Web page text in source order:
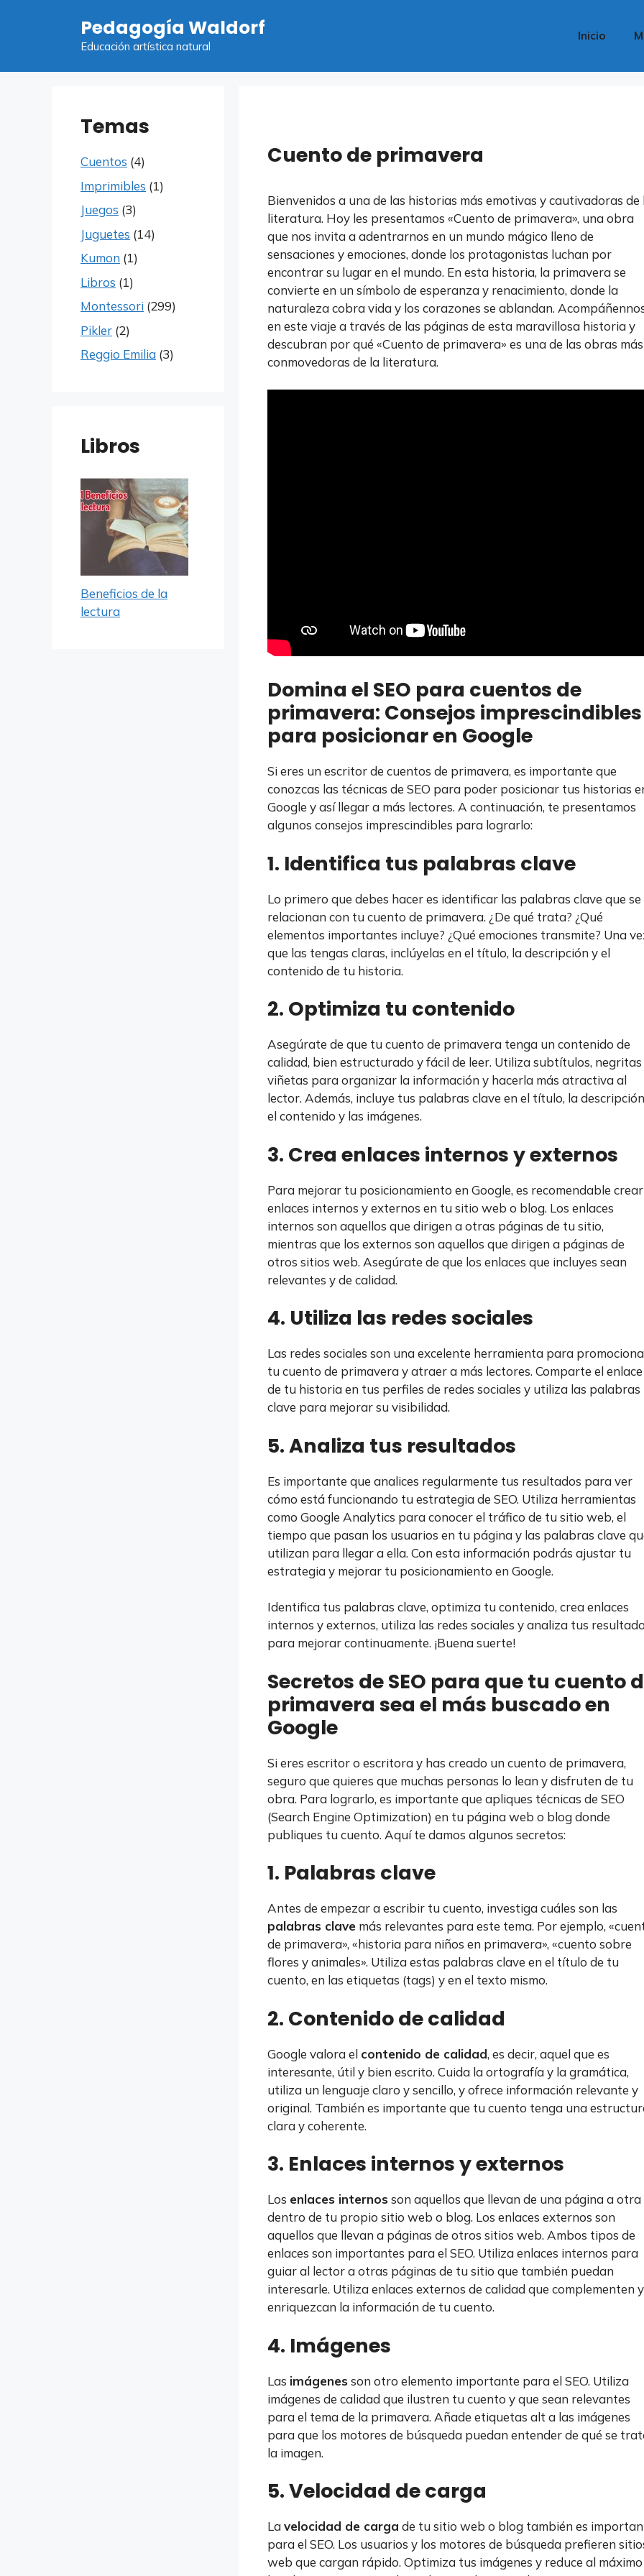
Pedagogía Waldorf
Educación artística natural
Inicio
Cuento de primavera
Bienvenidos a una de las historias más emotivas y cautivadoras de
literatura. Hoy les presentamos «Cuento de primavera», una obra
que nos invita a adentrarnos en un mundo mágico lleno de
sensaciones y emociones, donde los protagonistas luchan por
encontrar su lugar en el mundo. En esta historia, la primavera se
convierte en un símbolo de esperanza y renacimiento, donde la
naturaleza cobra vida y los corazones se ablandan.
en este viaje a través de las páginas de esta maravillosa historia y
descubran por qué «Cuento de primavera» es una de las obras más
conmovedoras de la literatura.
Domina el SEO para cuentos de
primavera: Consejos imprescindibles
para posicionar en Google
Si eres un escritor de cuentos de primavera, es importante que
conozcas las técnicas de SEO para poder posicionar tus historias
Google y así llegar a más lectores. A continuación, te presentamos
algunos consejos imprescindibles para lograrlo:
1. Identifica tus palabras clave
Lo primero que debes hacer es identificar las palabras clave que se
relacionan con tu cuento de primavera. ¿De qué trata? ¿Qué
elementos importantes incluye? ¿Qué emociones transmite? Una
que las tengas claras, inclúyelas en el título, la descripción y el
contenido de tu historia.
2. Optimiza tu contenido
Asegúrate de que tu cuento de primavera tenga un contenido de
calidad, bien estructurado y fácil de leer. Utiliza subtítulos, negritas
viñetas para organizar la información y hacerla más atractiva al
lector. Además, incluye tus palabras clave en el título, la
el contenido y las imágenes.
3. Crea enlaces internos y externos
Para mejorar tu posicionamiento en Google, es recomendable crear
enlaces internos y externos en tu sitio web o blog. Los enlaces
internos son aquellos que dirigen a otras páginas de tu sitio,
mientras que los externos son aquellos que dirigen a páginas de
otros sitios web. Asegúrate de que los enlaces que incluyes sean
relevantes y de calidad.
4. Utiliza las redes sociales
Las redes sociales son una excelente herramienta para
tu cuento de primavera y atraer a más lectores. Comparte el enlace
de tu historia en tus perfiles de redes sociales y utiliza las palabras
clave para mejorar su visibilidad.
5. Analiza tus resultados
Es importante que analices regularmente tus resultados para ver
cómo está funcionando tu estrategia de SEO. Utiliza herramientas
como Google Analytics para conocer el tráfico de tu sitio web, el
tiempo que pasan los usuarios en tu página y las palabras clave
utilizan para llegar a ella. Con esta información podrás ajustar tu
estrategia y mejorar tu posicionamiento en Google.
Identifica tus palabras clave, optimiza tu contenido, crea enlaces
internos y externos, utiliza las redes sociales y analiza tus
para mejorar continuamente. ¡Buena suerte!
Secretos de SEO para que tu cuento
primavera sea el más buscado en
Google
Si eres escritor o escritora y has creado un cuento de primavera,
seguro que quieres que muchas personas lo lean y disfruten de tu
obra. Para lograrlo, es importante que apliques técnicas de SEO
(Search Engine Optimization) en tu página web o blog donde
publiques tu cuento. Aquí te damos algunos secretos:
1. Palabras clave
Antes de empezar a escribir tu cuento, investiga cuáles son las
palabras clave más relevantes para este tema. Por ejemplo,
de primavera», «historia para niños en primavera», «cuento sobre
flores y animales». Utiliza estas palabras clave en el título de tu
cuento, en las etiquetas (tags) y en el texto mismo.
2. Contenido de calidad
Google valora el contenido de calidad, es decir, aquel que es
interesante, útil y bien escrito. Cuida la ortografía y la gramática,
utiliza un lenguaje claro y sencillo, y ofrece información relevante y
original. También es importante que tu cuento tenga una
clara y coherente.
3. Enlaces internos y externos
Los enlaces internos son aquellos que llevan de una página a otra
dentro de tu propio sitio web o blog. Los enlaces externos son
aquellos que llevan a páginas de otros sitios web. Ambos tipos de
enlaces son importantes para el SEO. Utiliza enlaces internos para
guiar al lector a otras páginas de tu sitio que también puedan
interesarle. Utiliza enlaces externos de calidad que complementen y
enriquezcan la información de tu cuento.
4. Imágenes
Las imágenes son otro elemento importante para el SEO. Utiliza
imágenes de calidad que ilustren tu cuento y que sean relevantes
para el tema de la primavera. Añade etiquetas alt a las imágenes
para que los motores de búsqueda puedan entender de qué se
la imagen.
5. Velocidad de carga
Lavelocidad de carga de tu sitio web o blog también es
para el SEO. Los usuarios y los motores de búsqueda prefieren
web que cargan rápido. Optimiza tus imágenes y reduce al máximo
Temas
Cuentos (4)
Imprimibles (1)
Juegos (3)
Juguetes (14)
Kumon (1)
Libros (1)
Montessori (299)
Pikler (2)
Reggio Emilia (3)
Libros
Beneficios de la
lectura